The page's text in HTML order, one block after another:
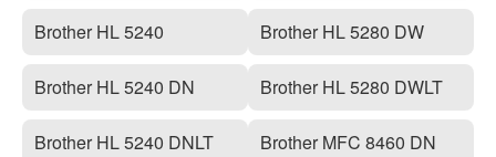
Brother HL 5240
Brother HL 5240 DN
Brother HL 5240 DNLT
Brother HL 5280 DW
Brother HL 5280 DWLT
Brother MFC 8460 DN